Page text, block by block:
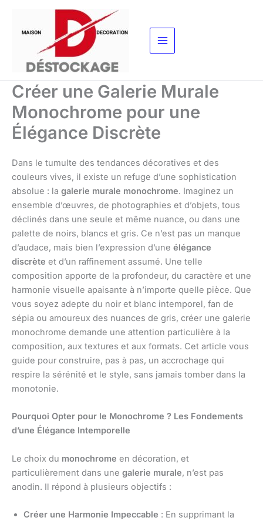
contenu
Créer une Galerie Murale
Monochrome pour une
Élégance Discrète
Dans le tumulte des tendances décoratives et des
couleurs vives, il existe un refuge d’une sophistication
absolue : la galerie murale monochrome. Imaginez un
ensemble d’œuvres, de photographies et d’objets, tous
déclinés dans une seule et même nuance, ou dans une
palette de noirs, blancs et gris. Ce n’est pas un manque
d’audace, mais bien l’expression d’une élégance
discrète et d’un raffinement assumé. Une telle
composition apporte de la profondeur, du caractère et une
harmonie visuelle apaisante à n’importe quelle pièce. Que
vous soyez adepte du noir et blanc intemporel, fan de
sépia ou amoureux des nuances de gris, créer une galerie
monochrome demande une attention particulière à la
composition, aux textures et aux formats. Cet article vous
guide pour construire, pas à pas, un accrochage qui
respire la sérénité et le style, sans jamais tomber dans la
monotonie.
Pourquoi Opter pour le Monochrome ? Les Fondements
d’une Élégance Intemporelle
Le choix du monochrome en décoration, et
particulièrement dans une galerie murale, n’est pas
anodin. Il répond à plusieurs objectifs :
Créer une Harmonie Impeccable : En supprimant la